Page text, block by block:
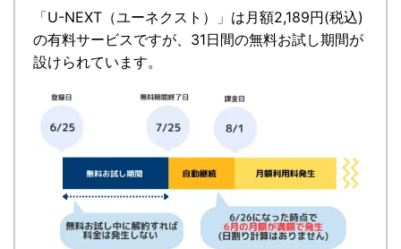
「U-NEXT（ユーネクスト） 」 は月額2,189円(税込)
の有料サービスですが、 31日間の無料お試し期間が
設けられています。